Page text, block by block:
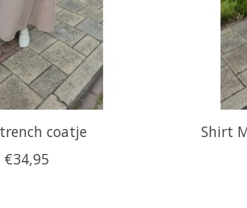
coatje
€34,95
Shirt